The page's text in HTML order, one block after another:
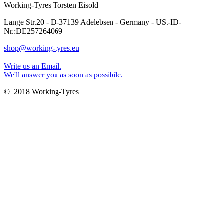
Working-Tyres Torsten Eisold
Lange Str.20 - D-37139 Adelebsen - Germany - USt-ID-
Nr.:DE257264069
shop@working-tyres.eu
Write us an Email.
We'll answer you as soon as possibile.
© 2018 Working-Tyres